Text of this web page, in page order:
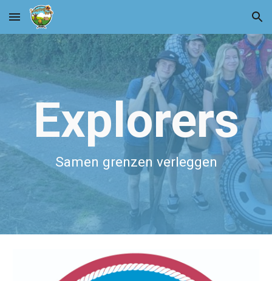
Skip to main content Skip to navigation
Explorers
Samen grenzen verleggen